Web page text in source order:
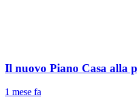
Il nuovo Piano Casa alla
1 mese fa